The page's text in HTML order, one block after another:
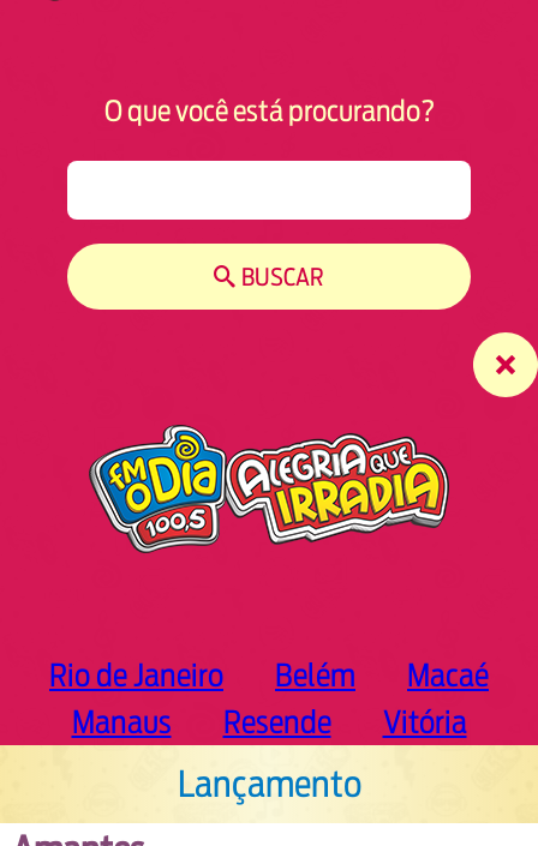
O que você está procurando?
BUSCAR
Rio de Janeiro Belém
Macaé
Manaus
Resende Vitória
Lançamento